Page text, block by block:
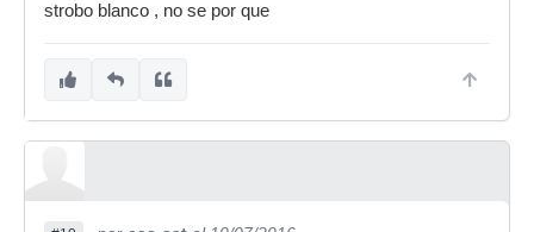
strobo blanco , no se por que